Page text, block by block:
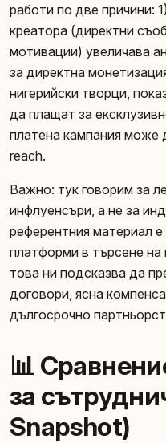
работи по две причини:
креатора (директни
мотивации) увеличава
за директна
нигерийски творци,
да плащат за
платена кампания може
reach.
Важно: тук говорим за
инфлуенсъри, а не за
референтния материал
платформи в търсене
това ни подсказва да
договори, ясна
дългосрочно
📊
за
Snapshot)